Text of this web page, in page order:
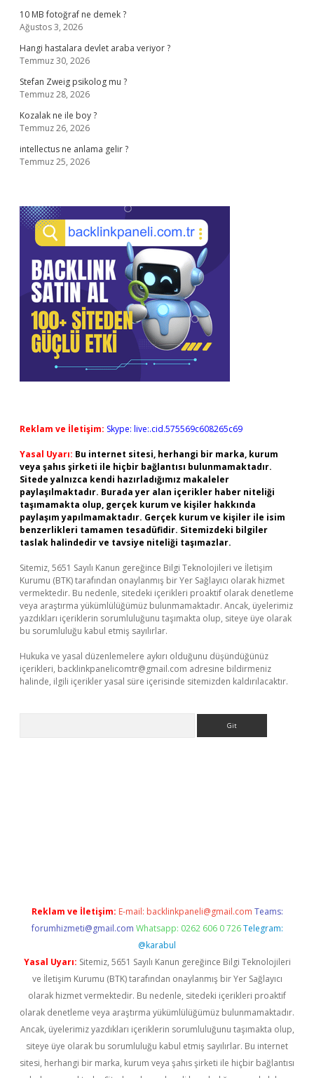
10 MB fotoğraf ne demek ?
Ağustos 3, 2026
Hangi hastalara devlet araba veriyor ?
Temmuz 30, 2026
Stefan Zweig psikolog mu ?
Temmuz 28, 2026
Kozalak ne ile boy ?
Temmuz 26, 2026
intellectus ne anlama gelir ?
Temmuz 25, 2026
Reklam ve İletişim: Skype: live:.cid.575569c608265c69
Yasal Uyarı: Bu internet sitesi, herhangi bir marka, kurum
veya şahıs şirketi ile hiçbir bağlantısı bulunmamaktadır.
Sitede yalnızca kendi hazırladığımız makaleler
paylaşılmaktadır. Burada yer alan içerikler haber niteliği
taşımamakta olup, gerçek kurum ve kişiler hakkında
paylaşım yapılmamaktadır. Gerçek kurum ve kişiler ile isim
benzerlikleri tamamen tesadüfidir. Sitemizdeki bilgiler
taslak halindedir ve tavsiye niteliği taşımazlar.
Sitemiz, 5651 Sayılı Kanun gereğince Bilgi Teknolojileri ve İletişim
Kurumu (BTK) tarafından onaylanmış bir Yer Sağlayıcı olarak hizmet
vermektedir. Bu nedenle, sitedeki içerikleri proaktif olarak denetleme
veya araştırma yükümlülüğümüz bulunmamaktadır. Ancak, üyelerimiz
yazdıkları içeriklerin sorumluluğunu taşımakta olup, siteye üye olarak
bu sorumluluğu kabul etmiş sayılırlar.
Hukuka ve yasal düzenlemelere aykırı olduğunu düşündüğünüz
içerikleri, backlinkpanelicomtr@gmail.com adresine bildirmeniz
halinde, ilgili içerikler yasal süre içerisinde sitemizden kaldırılacaktır.
Reklam ve İletişim: E-mail: backlinkpaneli@gmail.com Teams:
forumhizmeti@gmail.com Whatsapp: 0262 606 0 726 Telegram:
@karabul
Yasal Uyarı: Sitemiz, 5651 Sayılı Kanun gereğince Bilgi Teknolojileri
ve İletişim Kurumu (BTK) tarafından onaylanmış bir Yer Sağlayıcı
olarak hizmet vermektedir. Bu nedenle, sitedeki içerikleri proaktif
olarak denetleme veya araştırma yükümlülüğümüz bulunmamaktadır.
Ancak, üyelerimiz yazdıkları içeriklerin sorumluluğunu taşımakta olup,
siteye üye olarak bu sorumluluğu kabul etmiş sayılırlar. Bu internet
sitesi, herhangi bir marka, kurum veya şahıs şirketi ile hiçbir bağlantısı